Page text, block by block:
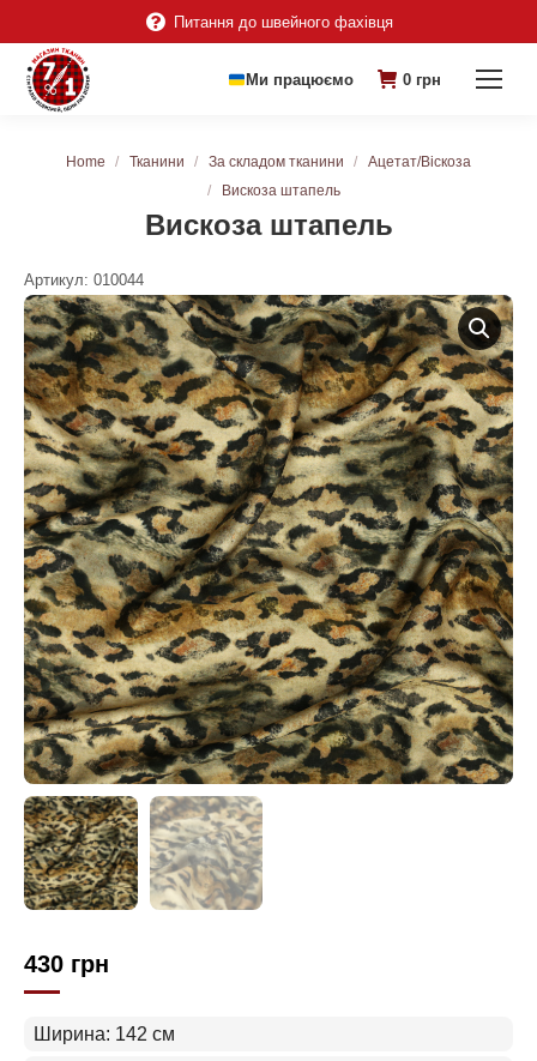
Питання до швейного фахівця
Ми працюємо 0 грн
Вискоза штапель
You are here:
Home Тканини За складом тканини
Ацетат/Віскоза
Вискоза штапель
Артикул: 010044
430 грн
Ширина: 142 см